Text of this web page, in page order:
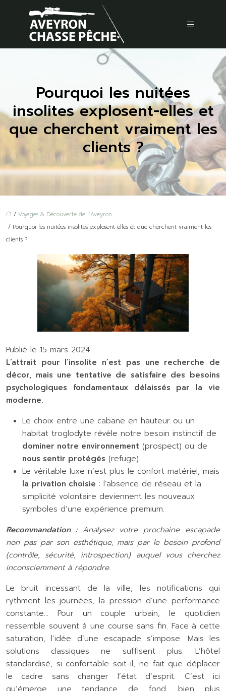
Pourquoi les nuitées
insolites explosent-elles et
que cherchent vraiment les
clients ?
/ Voyages & Découverte de l’Aveyron
/ Pourquoi les nuitées insolites explosent-elles et que cherchent vraiment les
clients ?
Publié le 15 mars 2024
L’attrait pour l’insolite n’est pas une recherche de
décor, mais une tentative de satisfaire des besoins
psychologiques fondamentaux délaissés par la vie
moderne.
Le choix entre une cabane en hauteur ou un
habitat troglodyte révèle notre besoin instinctif de
dominer notre environnement (prospect) ou de
nous sentir protégés (refuge).
Le véritable luxe n’est plus le confort matériel, mais
la privation choisie : l’absence de réseau et la
simplicité volontaire deviennent les nouveaux
symboles d’une expérience premium.
Recommandation :Analysez votre prochaine escapade
non pas par son esthétique, mais par le besoin profond
(contrôle, sécurité, introspection) auquel vous cherchez
inconsciemment à répondre.
Le bruit incessant de la ville, les notifications qui
rythment les journées, la pression d’une performance
constante… Pour un couple urbain, le quotidien
ressemble souvent à une course sans fin. Face à cette
saturation, l’idée d’une escapade s’impose. Mais les
solutions classiques ne suffisent plus. L’hôtel
standardisé, si confortable soit-il, ne fait que déplacer
le cadre sans changer l’état d’esprit. C’est ici